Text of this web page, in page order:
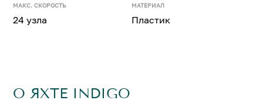
МАКС. СКОРОСТЬ
24 узла
МАТЕРИАЛ
Пластик
О ЯХТЕ INDIGO